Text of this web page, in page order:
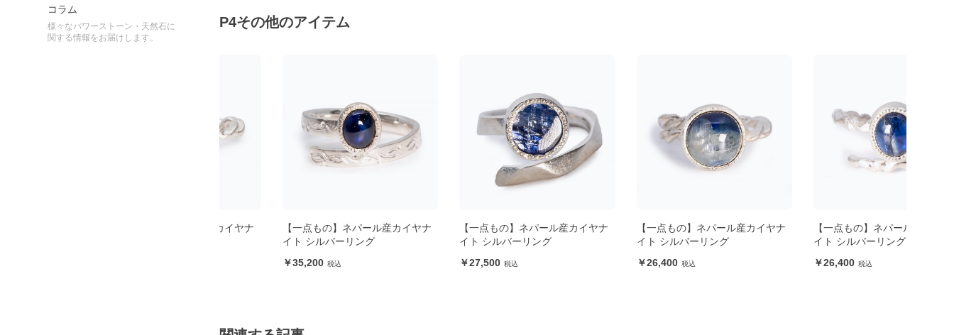
コラム
様々なパワーストーン・天然石に
関する情報をお届けします。
P4その他のアイテム
【一点もの】ネパール産カイヤナ
イト シルバーリング
【一点もの】ネパール産カイヤナ
イト シルバーリング
【一点もの】ネパール産カイヤナ
イト シルバーリング
【一点もの】ネパール産カイヤナ
イト シルバーリング